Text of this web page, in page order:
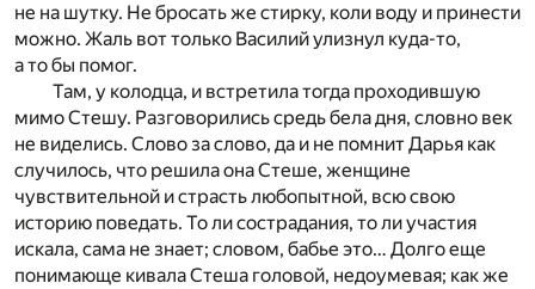
не на шутку. Не бросать же стирку, коли воду и принести
можно. Жаль вот только Василий улизнул куда-то,
а то бы помог.
Там, у колодца, и встретила тогда проходившую
мимо Стешу. Разговорились средь бела дня, словно век
не виделись. Слово за слово, да и не помнит Дарья как
случилось, что решила она Стеше, женщине
чувствительной и страсть любопытной, всю свою
историю поведать. То ли сострадания, то ли участия
искала, сама не знает; словом, бабье это… Долго еще
понимающе кивала Стеша головой, недоумевая; как же